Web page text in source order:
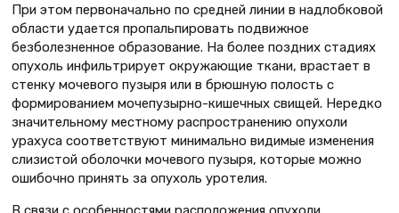
При этом первоначально по средней линии в надлобковой
области удается пропальпировать подвижное
безболезненное образование. На более поздних стадиях
опухоль инфильтрирует окружающие ткани, врастает в
стенку мочевого пузыря или в брюшную полость с
формированием мочепузырно-кишечных свищей. Нередко
значительному местному распространению опухоли
урахуса соответствуют минимально видимые изменения
слизистой оболочки мочевого пузыря, которые можно
ошибочно принять за опухоль уротелия.